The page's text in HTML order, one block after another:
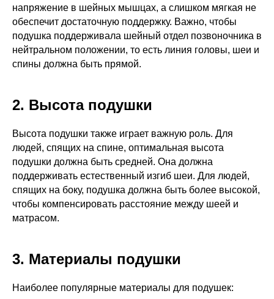
напряжение в шейных мышцах, а слишком мягкая не
обеспечит достаточную поддержку. Важно, чтобы
подушка поддерживала шейный отдел позвоночника в
нейтральном положении, то есть линия головы, шеи и
спины должна быть прямой.
2. Высота подушки
Высота подушки также играет важную роль. Для
людей, спящих на спине, оптимальная высота
подушки должна быть средней. Она должна
поддерживать естественный изгиб шеи. Для людей,
спящих на боку, подушка должна быть более высокой,
чтобы компенсировать расстояние между шеей и
матрасом.
3. Материалы подушки
Наиболее популярные материалы для подушек: